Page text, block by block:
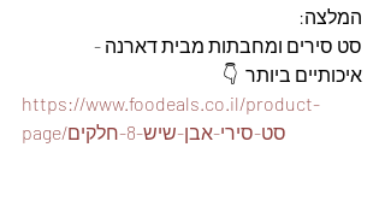
המלצה:
סט סירים ומחבתות מבית דארנה -
איכותיים ביותר  👇
https://www.foodeals.co.il/product-
page/סט-סירי-אבן-שיש-8-חלקים